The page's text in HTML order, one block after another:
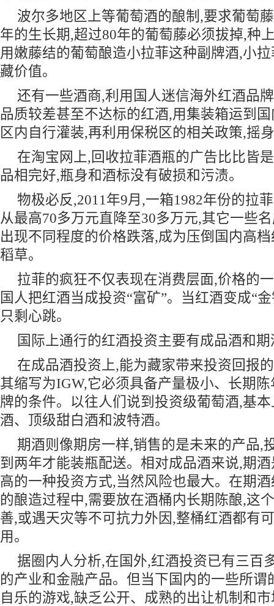
波尔多地区上等葡萄酒的酿制,要求葡萄
年的生长期,超过80年的葡萄藤必须拔掉,种
用嫩藤结的葡萄酿造小拉菲这种副牌酒,小
藏价值。
还有一些酒商,利用国人迷信海外红酒品
品质较差甚至不达标的红酒,用集装箱运到
区内自行灌装,再利用保税区的相关政策,摇
在淘宝网上,回收拉菲酒瓶的广告比比皆
品相完好,瓶身和酒标没有破损和污渍。
物极必反,2011年9月,一箱1982年份的拉
从最高70多万元直降至30多万元,其它一些
出现不同程度的价格跌落,成为压倒国内高
稻草。
拉菲的疯狂不仅表现在消费层面,价格的
国人把红酒当成投资“富矿”。当红酒变成“
只剩心跳。
国际上通行的红酒投资主要有成品酒和
在成品酒投资上,能为藏家带来投资回报
其缩写为IGW,它必须具备产量极小、长期
牌的条件。以往人们说到投资级葡萄酒,基
酒、顶级甜白酒和波特酒。
期酒则像期房一样,销售的是未来的产品,
到两年才能装瓶配送。相对成品酒来说,期
高的一种投资方式,当然风险也最大。在期
的酿造过程中,需要放在酒桶内长期陈酿,这
善,或遇天灾等不可抗力外因,整桶红酒都有
用。
据圈内人分析,在国外,红酒投资已有三百
的产业和金融产品。但当下国内的一些所谓
自乐的游戏,缺乏公开、成熟的出让机制和